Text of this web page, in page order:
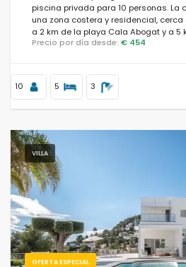
piscina privada para 10 personas. La
una zona costera y residencial, cerca
a 2 km de la playa Cala Abogat y a 5
Precio por día desde: € 454
10 5 3
VILLA
OFERTA ESPECIAL
Previous